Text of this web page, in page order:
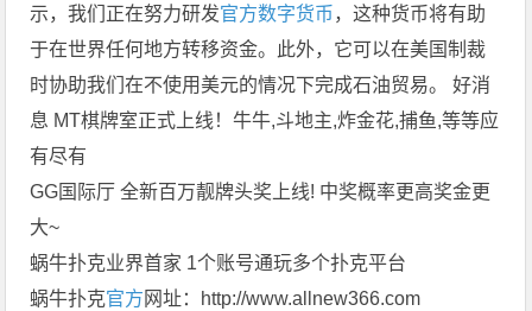
示，我们正在努力研发官方数字货币 ，这种货币将有助
于在世界任何地方转移资金。此外，它可以在美国制裁
时协助我们在不使用美元的情况下完成石油贸易。 好消
息 MT棋牌室正式上线！牛牛,斗地主,炸金花,捕鱼,等等应
有尽有
GG国际厅 全新百万靓牌头奖上线! 中奖概率更高奖金更
大~
蜗牛扑克业界首家 1个账号通玩多个扑克平台
蜗牛扑克官方 网址：http://www.allnew366.com